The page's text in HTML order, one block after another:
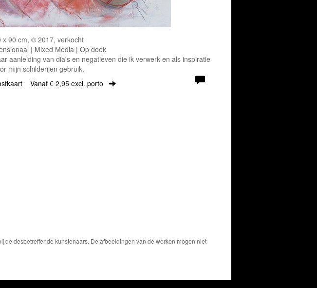
x 90 cm, © 2017, verkocht
| Mixed Media | Op doek
aanleiding van dia's en negatieven die ik verwerk en als inspiratie
mijn schilderijen gebruik.
Vanaf € 2,95 excl. porto
de desbetreffende kunstenaars. De afbeeldingen van de werken mogen niet